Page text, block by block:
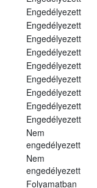
Engedélyezett
Engedélyezett
Engedélyezett
Engedélyezett
Engedélyezett
Engedélyezett
Engedélyezett
Engedélyezett
Engedélyezett
Nem
engedélyezett
Nem
engedélyezett
Folyamatban